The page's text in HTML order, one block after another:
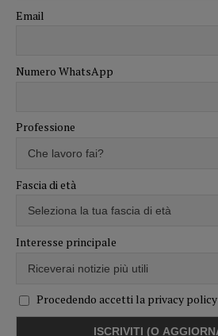
Email
Numero WhatsApp
Professione
Fascia di età
Interesse principale
Procedendo accetti la privacy policy